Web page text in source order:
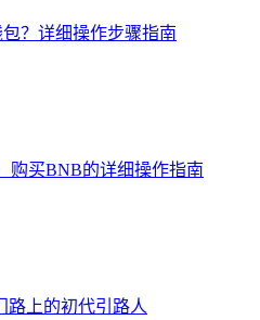
？详细操作步骤指南
购买BNB的详细操作指南
路上的初代引路人